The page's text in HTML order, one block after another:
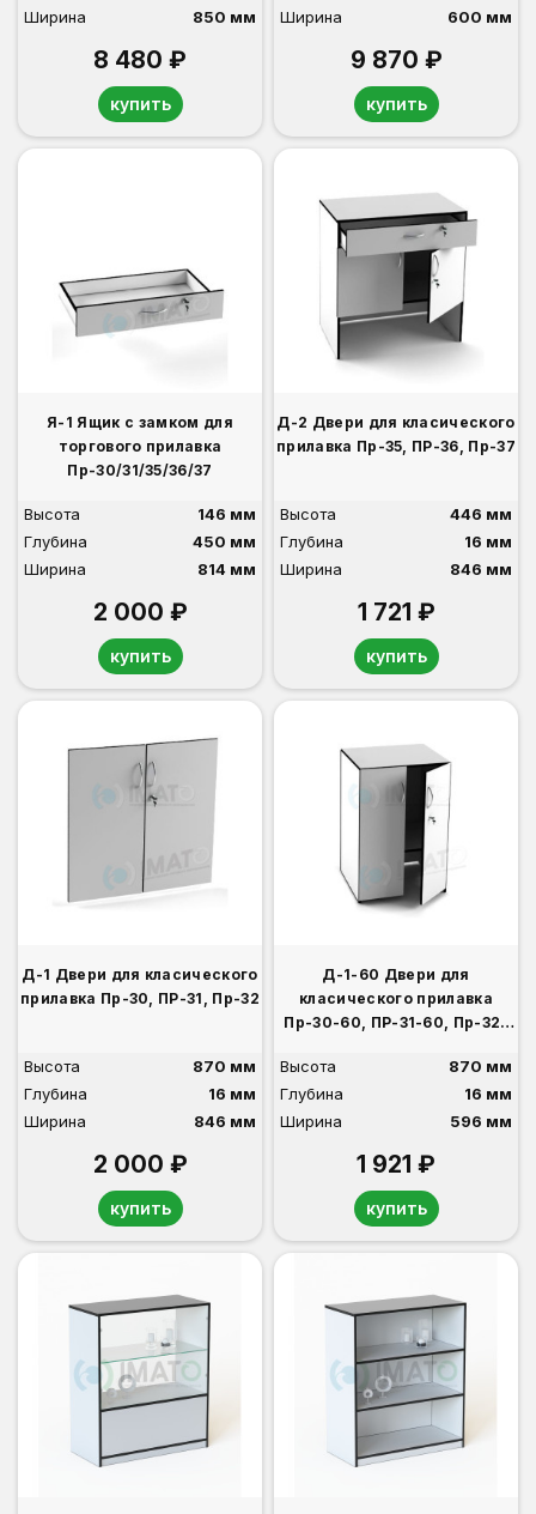
Ширина
850 мм
8 480 ₽
купить
Ширина
600 мм
9 870 ₽
купить
Я-1 Ящик с замком для
торгового прилавка
Пр-30/31/35/36/37
Высота
146 мм
Глубина
450 мм
Ширина
814 мм
2 000 ₽
купить
Д-2 Двери для класического
прилавка Пр-35, ПР-36, Пр-37
Высота
446 мм
Глубина
16 мм
Ширина
846 мм
1 721 ₽
купить
Д-1 Двери для класического
прилавка Пр-30, ПР-31, Пр-32
Высота
870 мм
Глубина
16 мм
Ширина
846 мм
2 000 ₽
купить
Д-1-60 Двери для
класического прилавка
Пр-30-60, ПР-31-60, Пр-32-
Высота
870 мм
Глубина
16 мм
Ширина
596 мм
1 921 ₽
купить